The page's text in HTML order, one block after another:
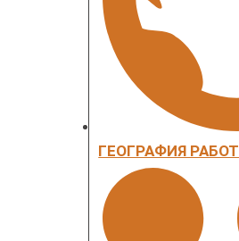
ГЕОГРАФИЯ РАБОТ